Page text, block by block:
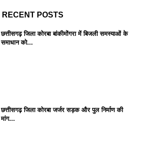
RECENT POSTS
छत्तीसगढ़ जिला कोरबा बांकीमोंगरा में बिजली समस्याओं के
समाधान को...
छत्तीसगढ़ जिला कोरबा जर्जर सड़क और पुल निर्माण की
मांग...